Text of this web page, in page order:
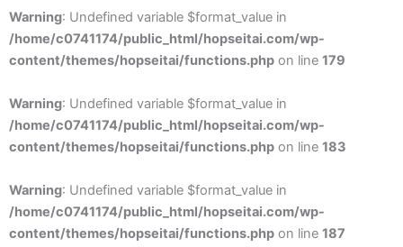
Warning: Undefined variable $format_value in
/home/c0741174/public_html/hopseitai.com/wp-
content/themes/hopseitai/functions.php on line 179
Warning: Undefined variable $format_value in
/home/c0741174/public_html/hopseitai.com/wp-
content/themes/hopseitai/functions.php on line 183
Warning: Undefined variable $format_value in
/home/c0741174/public_html/hopseitai.com/wp-
content/themes/hopseitai/functions.php on line 187